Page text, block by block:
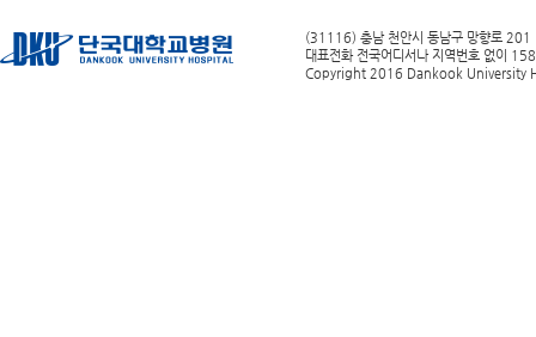
(31116) 충남 천안시 동남구 망향로 201
대표전화 전국어디서나 지역번호 없이
Copyright 2016 Dankook University